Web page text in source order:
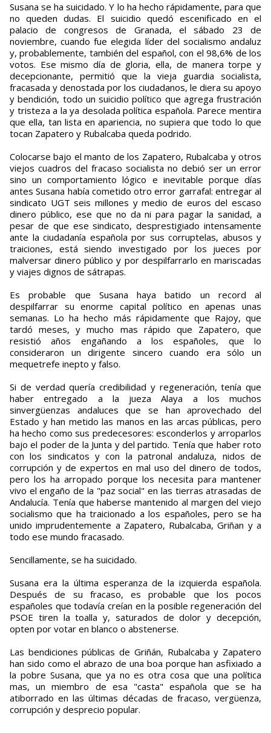
Susana se ha suicidado. Y lo ha hecho rápidamente, para que
no queden dudas. El suicidio quedó escenificado en el
palacio de congresos de Granada, el sábado 23 de
noviembre, cuando fue elegida líder del socialismo andaluz
y, probablemente, también del español, con el 98,6% de los
votos. Ese mismo día de gloria, ella, de manera torpe y
decepcionante, permitió que la vieja guardia socialista,
fracasada y denostada por los ciudadanos, le diera su apoyo
y bendición, todo un suicidio político que agrega frustración
y tristeza a la ya desolada política española. Parece mentira
que ella, tan lista en apariencia, no supiera que todo lo que
tocan Zapatero y Rubalcaba queda podrido.
Colocarse bajo el manto de los Zapatero, Rubalcaba y otros
viejos cuadros del fracaso socialista no debió ser un error
sino un comportamiento lógico e inevitable porque días
antes Susana había cometido otro error garrafal: entregar al
sindicato UGT seis millones y medio de euros del escaso
dinero público, ese que no da ni para pagar la sanidad, a
pesar de que ese sindicato, desprestigiado intensamente
ante la ciudadanía española por sus corruptelas, abusos y
traiciones, está siendo investigado por los jueces por
malversar dinero público y por despilfarrarlo en mariscadas
y viajes dignos de sátrapas.
Es probable que Susana haya batido un record al
despilfarrar su enorme capital político en apenas unas
semanas. Lo ha hecho más rápidamente que Rajoy, que
tardó meses, y mucho mas rápido que Zapatero, que
resistió años engañando a los españoles, que lo
consideraron un dirigente sincero cuando era sólo un
mequetrefe inepto y falso.
Si de verdad quería credibilidad y regeneración, tenía que
haber entregado a la jueza Alaya a los muchos
sinvergüenzas andaluces que se han aprovechado del
Estado y han metido las manos en las arcas públicas, pero
ha hecho como sus predecesores: esconderlos y arroparlos
bajo el poder de la Junta y del partido. Tenía que haber roto
con los sindicatos y con la patronal andaluza, nidos de
corrupción y de expertos en mal uso del dinero de todos,
pero los ha arropado porque los necesita para mantener
vivo el engaño de la "paz social" en las tierras atrasadas de
Andalucía. Tenía que haberse mantenido al margen del viejo
socialismo que ha traicionado a los españoles, pero se ha
unido imprudentemente a Zapatero, Rubalcaba, Griñan y a
todo ese mundo fracasado.
Sencillamente, se ha suicidado.
Susana era la última esperanza de la izquierda española.
Después de su fracaso, es probable que los pocos
españoles que todavía creían en la posible regeneración del
PSOE tiren la toalla y, saturados de dolor y decepción,
opten por votar en blanco o abstenerse.
Las bendiciones públicas de Griñán, Rubalcaba y Zapatero
han sido como el abrazo de una boa porque han asfixiado a
la pobre Susana, que ya no es otra cosa que una política
mas, un miembro de esa "casta" española que se ha
atiborrado en las últimas décadas de fracaso, vergüenza,
corrupción y desprecio popular.